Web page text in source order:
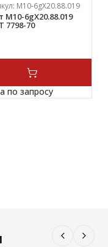
М10-6gХ20.88.019
М10-6gХ20.88.019
7798-70
по запросу